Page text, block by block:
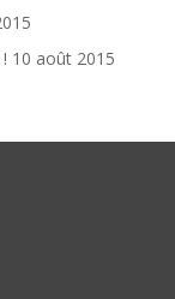
10 août 2015